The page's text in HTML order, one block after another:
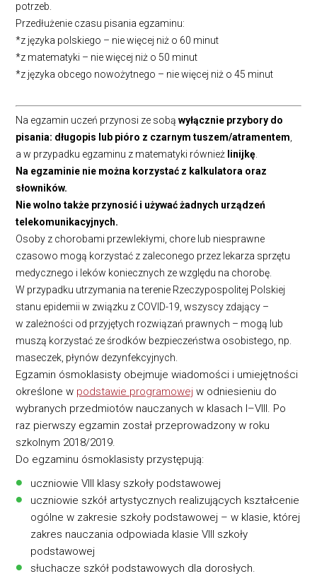
potrzeb.
Przedłużenie czasu pisania egzaminu:
*z języka polskiego – nie więcej niż o 60 minut
*z matematyki – nie więcej niż o 50 minut
*z języka obcego nowożytnego – nie więcej niż o 45 minut
Na egzamin uczeń przynosi ze sobąwyłącznie przybory do
pisania: długopis lub pióro ‎z czarnym tuszem/atramentem
a w przypadku egzaminu z matematyki również linijkę
Na egzaminie nie można korzystać z kalkulatora oraz
słowników.
Nie wolno także przynosić ‎i używać żadnych urządzeń
telekomunikacyjnych.‎
Osoby z chorobami przewlekłymi, chore lub niesprawne
czasowo mogą korzystać z zaleconego przez lekarza sprzętu
medycznego i leków koniecznych ze względu na chorobę.
W przypadku utrzymania na terenie Rzeczypospolitej Polskiej
stanu epidemii w związku z COVID-19, wszyscy zdający –
w zależności od przyjętych rozwiązań prawnych – mogą lub
muszą korzystać ze środków bezpieczeństwa osobistego, np.
maseczek, płynów dezynfekcyjnych.
Egzamin ósmoklasisty obejmuje wiadomości i umiejętności
określone ‎w podstawie programowej w odniesieniu do
wybranych przedmiotów ‎nauczanych w klasach I–VIII. Po
raz pierwszy egzamin został przeprowadzony w roku
szkolnym 2018/2019.
Do egzaminu ósmoklasisty przystępują:
uczniowie VIII klasy szkoły podstawowej
uczniowie szkół artystycznych realizujących kształcenie
ogólne w zakresie szkoły podstawowej – w klasie, której
zakres nauczania odpowiada klasie VIII szkoły
podstawowej
słuchacze szkół podstawowych dla dorosłych.